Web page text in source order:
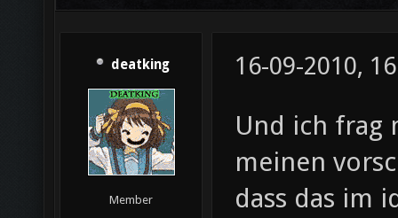
deatking
Member
16-09-2010,
Und ich frag
meinen
dass das im